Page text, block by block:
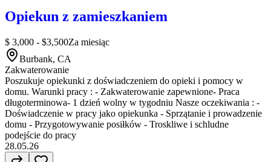
Opiekun z zamieszkaniem
$ 3,000 - $3,500Za miesiąc
Burbank, CA
Zakwaterowanie
Poszukuje opiekunki z doświadczeniem do opieki i pomocy w
domu. Warunki pracy : - Zakwaterowanie zapewnione- Praca
długoterminowa- 1 dzień wolny w tygodniu Nasze oczekiwania : -
Doświadczenie w pracy jako opiekunka - Sprzątanie i prowadzenie
domu - Przygotowywanie posiłków - Troskliwe i schludne
podejście do pracy
28.05.26